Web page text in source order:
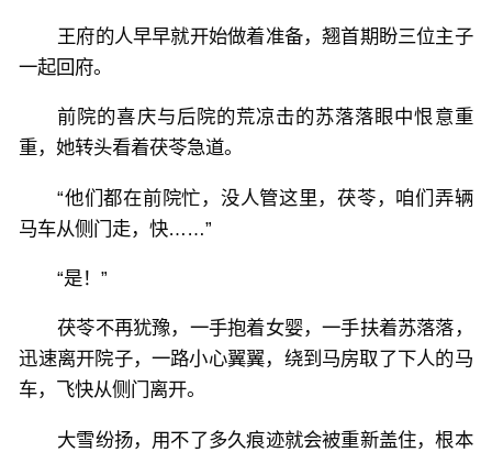
王府的人早早就开始做着准备，翘首期盼三位主子
一起回府。
前院的喜庆与后院的荒凉击的苏落落眼中恨意重
重，她转头看着茯苓急道。
“他们都在前院忙，没人管这里，茯苓，咱们弄辆
马车从侧门走，快……”
“是！”
茯苓不再犹豫，一手抱着女婴，一手扶着苏落落，
迅速离开院子，一路小心翼翼，绕到马房取了下人的马
车，飞快从侧门离开。
大雪纷扬，用不了多久痕迹就会被重新盖住，根本